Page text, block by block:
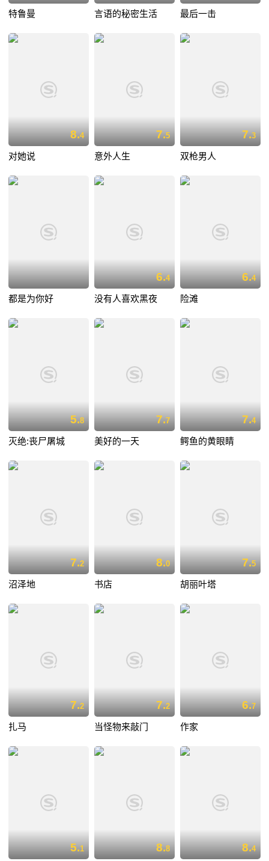
特鲁曼 言语的秘密生活 最后一击
8.4
对她说
7.5
意外人生
7.3
双枪男人
都是为你好
6.4
没有人喜欢黑夜
6.4
险滩
5.8
灭绝:丧尸屠城
7.7
美好的一天
7.4
鳄鱼的黄眼睛
7.2
沼泽地
8.0
书店
7.5
胡丽叶塔
7.2
扎马
7.2
当怪物来敲门
6.7
作家
5.1 8.8 8.4